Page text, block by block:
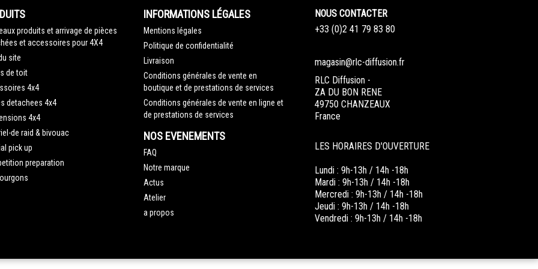
produits et arrivage de pièces
et accessoires pour 4X4
site
de toit
4x4
detachees 4x4
4x4
de raid & bivouac
pick up
preparation
INFORMATIONS LÉGALES
Mentions légales
Politique de confidentialité
Livraison
Conditions générales de vente en
boutique et de prestations de services
Conditions générales de vente en ligne et
de prestations de services
NOS EVENEMENTS
FAQ
Notre marque
Actus
Atelier
a propos
NOUS CONTACTER
+33 (0)2 41 79 83 80
magasin@rlc-diffusion.fr
RLC Diffusion -
ZA DU BON RENE
49750 CHANZEAUX
France
LES HORAIRES D'OUVERTURE
Lundi : 9h-13h / 14h -18h
Mardi : 9h-13h / 14h -18h
Mercredi : 9h-13h / 14h -18h
Jeudi : 9h-13h / 14h -18h
Vendredi : 9h-13h / 14h -18h